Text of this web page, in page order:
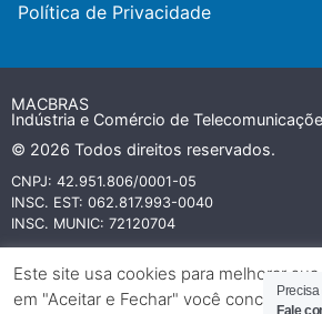
Política de Privacidade
MACBRAS
Indústria e Comércio de
© 2026 Todos direitos reservados.
CNPJ: 42.951.806/0001-05
INSC. EST: 062.817.993-0040
INSC. MUNIC: 72120704
comerciais registradas e protegidas por leis
copyright e propriedade industrial e
Este site usa cookies para melhorar
em "Aceitar e Fechar" você concorda
Fale